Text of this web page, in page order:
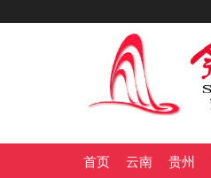
首页 云南 贵州